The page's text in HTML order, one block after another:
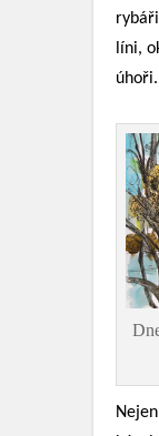
líni,
úhoři.